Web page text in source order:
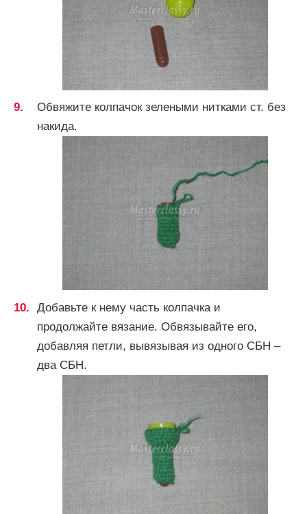
Обвяжите колпачок зелеными нитками ст. без
накида.
Добавьте к нему часть колпачка и
продолжайте вязание. Обвязывайте его,
добавляя петли, вывязывая из одного СБН –
два СБН.